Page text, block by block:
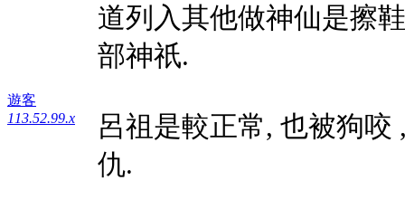
遊客
113.52.99.x
道列入其他做神仙是擦
部神祇.
呂祖是較正常, 也被狗
仇.